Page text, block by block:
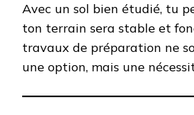
Avec un sol bien étudié, tu
ton terrain sera stable et
travaux de préparation ne
une option, mais une